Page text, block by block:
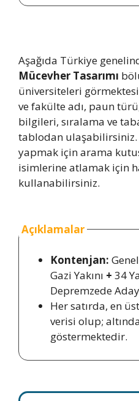
Aşağıda Türkiye
Mücevher Tasarımı
üniversiteleri
ve fakülte adı, paun
bilgileri, sıralama ve
tablodan
yapmak için arama
isimlerine atlamak için
kullanabilirsiniz.
Açıklamalar
Kontenjan: Genel
Gazi Yakını + 34
Depremzede Aday
Her satırda, en
verisi olup;
göstermektedir.